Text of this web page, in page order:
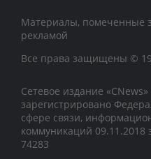
Материалы, помеченные
рекламой
Все права защищены ©
Сетевое издание
зарегистрировано
сфере связи,
коммуникаций
74283